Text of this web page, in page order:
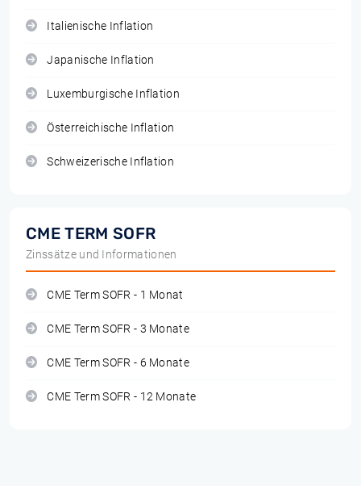
Italienische Inflation
Japanische Inflation
Luxemburgische Inflation
Österreichische Inflation
Schweizerische Inflation
CME TERM SOFR
Zinssätze und Informationen
CME Term SOFR - 1 Monat
CME Term SOFR - 3 Monate
CME Term SOFR - 6 Monate
CME Term SOFR - 12 Monate